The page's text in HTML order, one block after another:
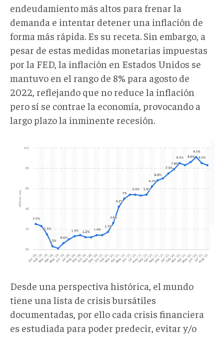
endeudamiento más altos para frenar la
demanda e intentar detener una inflación de
forma más rápida. Es su receta. Sin embargo, a
pesar de estas medidas monetarias impuestas
por la FED, la inflación en Estados Unidos se
mantuvo en el rango de 8% para agosto de
2022, reflejando que no reduce la inflación
pero sí se contrae la economía, provocando a
largo plazo la inminente recesión.
inflación
EEUU_Statista
Research
Department,.png
Desde una perspectiva histórica, el mundo
tiene una lista de crisis bursátiles
documentadas , por ello cada crisis financiera
es estudiada para poder predecir, evitar y/o